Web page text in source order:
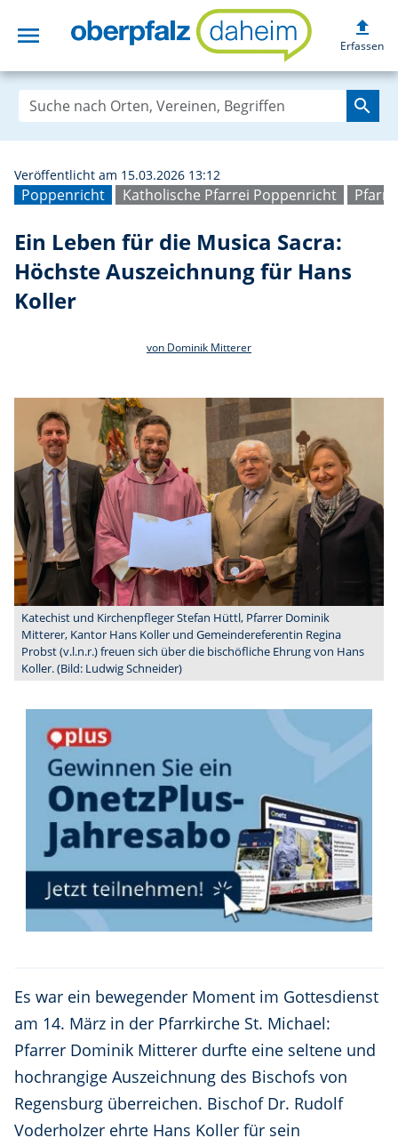
menu Ein Leben für
upload
Erfassen
search
Poppenricht Katholische Pfarrei Poppenricht
Veröffentlicht am 15.03.2026 13:12
Ein Leben für die Musica Sacra:
Höchste Auszeichnung für Hans
Koller
von Dominik Mitterer
Katechist und Kirchenpfleger Stefan Hüttl, Pfarrer Dominik
Mitterer, Kantor Hans Koller und Gemeindereferentin Regina
Probst (v.l.n.r.) freuen sich über die bischöfliche Ehrung von Hans
Koller. (Bild: Ludwig Schneider)
Es war ein bewegender Moment im Gottesdienst
am 14. März in der Pfarrkirche St. Michael:
Pfarrer Dominik Mitterer durfte eine seltene und
hochrangige Auszeichnung des Bischofs von
Regensburg überreichen. Bischof Dr. Rudolf
Voderholzer ehrte Hans Koller für sein